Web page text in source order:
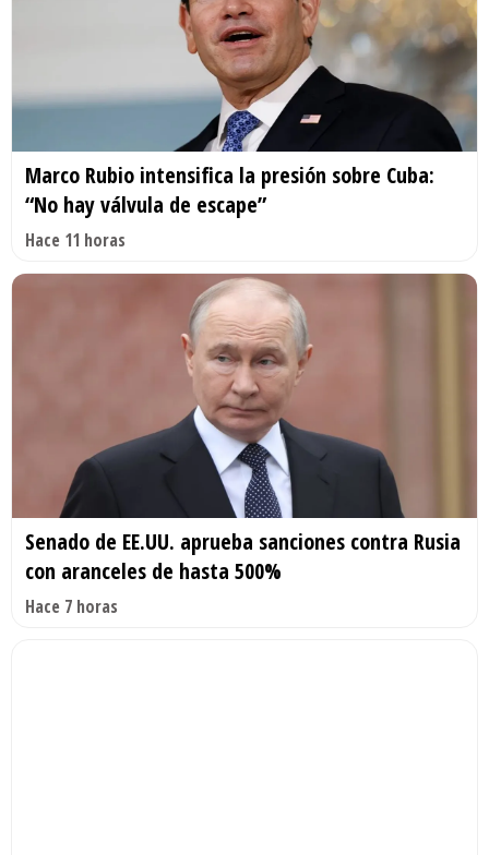
Marco Rubio intensifica la presión sobre Cuba:
“No hay válvula de escape”
Hace 11 horas
Senado de EE.UU. aprueba sanciones contra Rusia
con aranceles de hasta 500%
Hace 7 horas